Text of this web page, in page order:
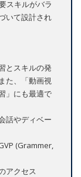
スキルがバラ
いて設計され
とスキルの発
た、「動画視
」にも最適で
話やディベー
(Grammer,
アクセス